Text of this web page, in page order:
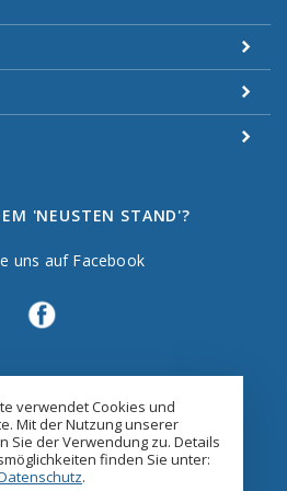
'NEUSTEN STAND'?
uns auf Facebook
verwendet Cookies und
Mit der Nutzung unserer
Sie der Verwendung zu. Details
finden Sie unter:
.